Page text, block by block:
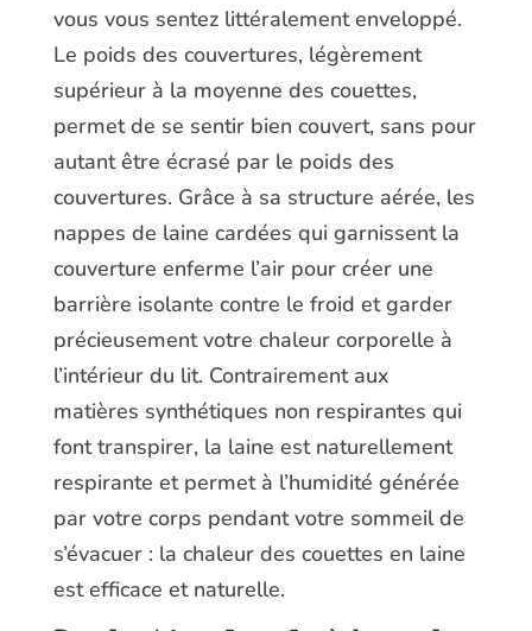
vous vous sentez littéralement enveloppé.
Le poids des couvertures, légèrement
supérieur à la moyenne des couettes,
permet de se sentir bien couvert, sans pour
autant être écrasé par le poids des
couvertures. Grâce à sa structure aérée, les
nappes de laine cardées qui garnissent la
couverture enferme l’air pour créer une
barrière isolante contre le froid et garder
précieusement votre chaleur corporelle à
l’intérieur du lit. Contrairement aux
matières synthétiques non respirantes qui
font transpirer, la laine est naturellement
respirante et permet à l’humidité générée
par votre corps pendant votre sommeil de
s’évacuer : la chaleur des couettes en laine
est efficace et naturelle.